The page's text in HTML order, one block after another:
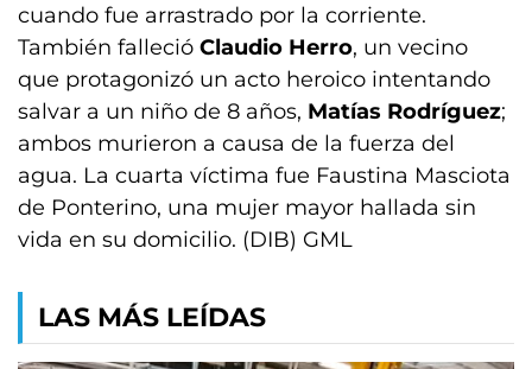
cuando fue arrastrado por la corriente.
También falleció Claudio Herro, un vecino
que protagonizó un acto heroico intentando
salvar a un niño de 8 años, Matías Rodríguez;
ambos murieron a causa de la fuerza del
agua. La cuarta víctima fue Faustina Masciota
de Ponterino, una mujer mayor hallada sin
vida en su domicilio. (DIB) GML
LAS MÁS LEÍDAS